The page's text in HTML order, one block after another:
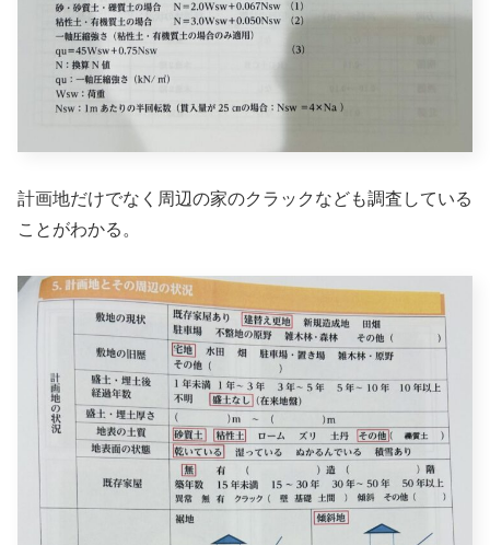
計画地だけでなく周辺の家のクラックなども調査している
ことがわかる。